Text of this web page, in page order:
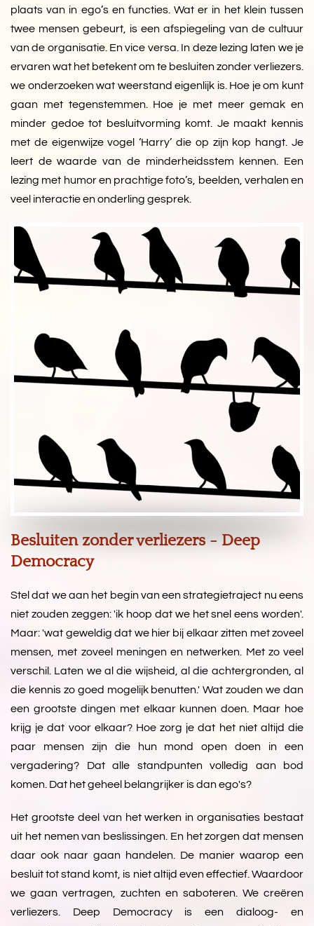
plaats van in ego’s en functies. Wat er in het klein tussen
twee mensen gebeurt, is een afspiegeling van de cultuur
van de organisatie. En vice versa. In deze lezing laten we je
ervaren wat het betekent om te besluiten zonder verliezers.
we onderzoeken wat weerstand eigenlijk is. Hoe je om kunt
gaan met tegenstemmen. Hoe je met meer gemak en
minder gedoe tot besluitvorming komt. Je maakt kennis
met de eigenwijze vogel ‘Harry’ die op zijn kop hangt. Je
leert de waarde van de minderheidsstem kennen. Een
lezing met humor en prachtige foto’s, beelden, verhalen en
veel interactie en onderling gesprek.
Besluiten zonder verliezers - Deep
Democracy
Stel dat we aan het begin van een strategietraject nu eens
niet zouden zeggen: 'ik hoop dat we het snel eens worden'.
Maar: 'wat geweldig dat we hier bij elkaar zitten met zoveel
mensen, met zoveel meningen en netwerken. Met zo veel
verschil. Laten we al die wijsheid, al die achtergronden, al
die kennis zo goed mogelijk benutten.' Wat zouden we dan
een grootste dingen met elkaar kunnen doen. Maar hoe
krijg je dat voor elkaar? Hoe zorg je dat het niet altijd die
paar mensen zijn die hun mond open doen in een
vergadering? Dat alle standpunten volledig aan bod
komen. Dat het geheel belangrijker is dan ego's?
Het grootste deel van het werken in organisaties bestaat
uit het nemen van beslissingen. En het zorgen dat mensen
daar ook naar gaan handelen. De manier waarop een
besluit tot stand komt, is niet altijd even effectief. Waardoor
we gaan vertragen, zuchten en saboteren. We creëren
verliezers. Deep Democracy is een dialoog- en